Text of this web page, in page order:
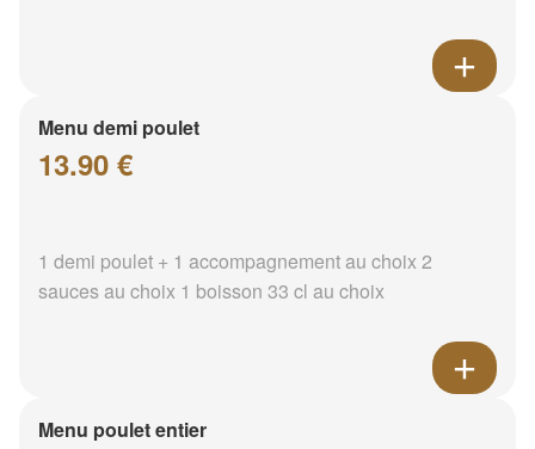
Menu demi poulet
13.90 €
1 demi poulet + 1 accompagnement au choix 2
sauces au choix 1 boisson 33 cl au choix
Menu poulet entier